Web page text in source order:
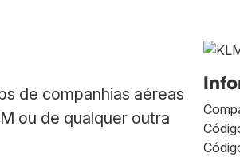
de companhias aéreas
ou de qualquer outra